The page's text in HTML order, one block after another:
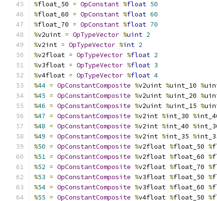
%float_50 = OpConstant %float 50
%float_60 = OpConstant %float 60
%float_70 = OpConstant %float 70
%v2uint = OpTypeVector %uint 2
%v2int = OpTypeVector %int 2
%v2float = OpTypeVector %float 2
%v3float = OpTypeVector %float 3
%v4float = OpTypeVector %float 4
%44 = OpConstantComposite %v2uint %uint_10 %
%45 = OpConstantComposite %v2uint %uint_20 %
%46 = OpConstantComposite %v2uint %uint_15 %
%47 = OpConstantComposite %v2int %int_30 %
%48 = OpConstantComposite %v2int %int_40 %
%49 = OpConstantComposite %v2int %int_35 %
%50 = OpConstantComposite %v2float %float_50 %
%51 = OpConstantComposite %v2float %float_60 %
%52 = OpConstantComposite %v2float %float_70 %
%53 = OpConstantComposite %v3float %float_50 %
%54 = OpConstantComposite %v3float %float_60 %
%55 = OpConstantComposite %v4float %float_50 %